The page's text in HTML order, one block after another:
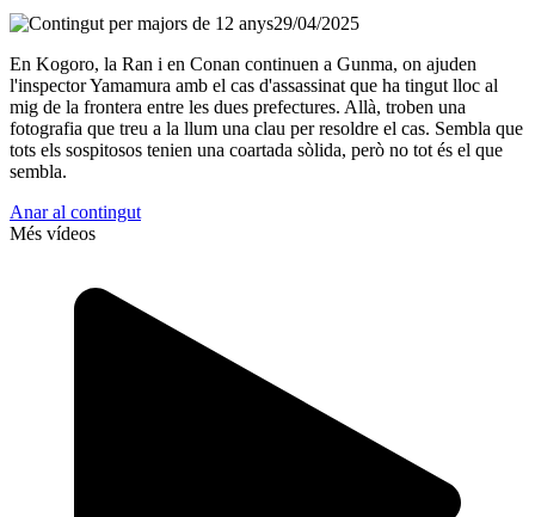
29/04/2025
En Kogoro, la Ran i en Conan continuen a Gunma, on ajuden
l'inspector Yamamura amb el cas d'assassinat que ha tingut lloc al
mig de la frontera entre les dues prefectures. Allà, troben una
fotografia que treu a la llum una clau per resoldre el cas. Sembla que
tots els sospitosos tenien una coartada sòlida, però no tot és el que
sembla.
Anar al contingut
Més vídeos